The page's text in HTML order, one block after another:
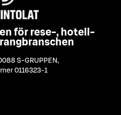
för rese-, hotell-
S-GRUPPEN ,
0116323-1